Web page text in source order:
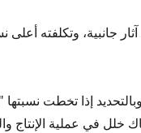
جانبية، وتكلفته أعلى
خلل في عملية الإنتاج